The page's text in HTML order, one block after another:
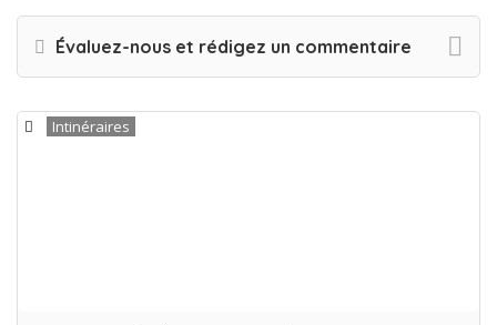
Évaluez-nous et rédigez un commentaire
Intinéraires